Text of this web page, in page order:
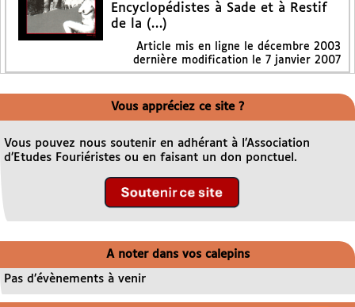
Encyclopédistes à Sade et à Restif
de la (…)
Article mis en ligne le décembre 2003
dernière modification le 7 janvier 2007
Vous appréciez ce site ?
Vous pouvez nous soutenir en adhérant à l’Association
d’Etudes Fouriéristes ou en faisant un don ponctuel.
A noter dans vos calepins
Pas d’évènements à venir